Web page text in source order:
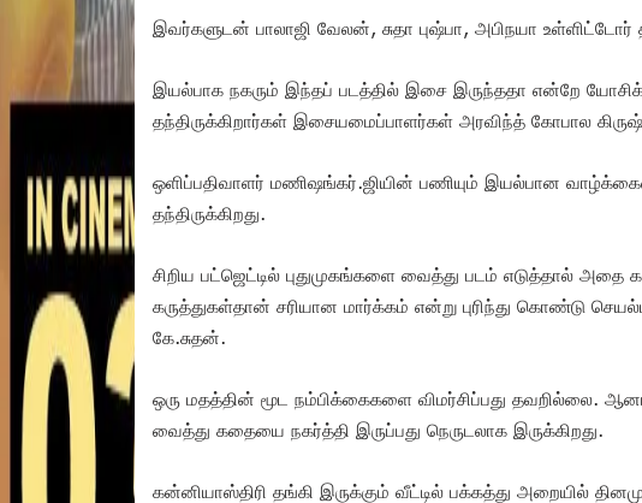
இவர்களுடன் பாலாஜி வேலன், சுதா புஷ்பா, அபிநயா உள்ளிட்டோர்
இயல்பாக நகரும் இந்தப் படத்தில் இசை இருந்ததா என்றே
தந்திருக்கிறார்கள் இசையமைப்பாளர்கள் அரவிந்த் கோபால
ஒளிப்பதிவாளர் மணிஷங்கர்.ஜியின் பணியும் இயல்பான
தந்திருக்கிறது.
சிறிய பட்ஜெட்டில் புதுமுகங்களை வைத்து படம் எடுத்தால்
கருத்துகள்தான் சரியான மார்க்கம் என்று புரிந்து கொண்டு
கே.சுதன்.
ஒரு மதத்தின் மூட நம்பிக்கைகளை விமர்சிப்பது தவறில்லை.
வைத்து கதையை நகர்த்தி இருப்பது நெருடலாக இருக்கிறது.
கன்னியாஸ்திரி தங்கி இருக்கும் வீட்டில் பக்கத்து அறையில்